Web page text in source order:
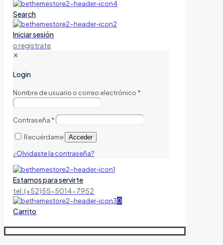
Search
Iniciar sesión
o registrate
✕
Login
Nombre de usuario o correo electrónico *
Contraseña *
Recuérdame Acceder
¿Olvidaste la contraseña?
Estamos para servirte
tel:(+52)55-5014-7952
0
Carrito